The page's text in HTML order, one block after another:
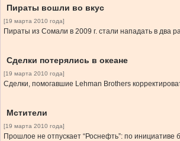
Пираты вошли во вкус
[19 марта 2010 года]
Пираты из Сомали в 2009 г. стали нападать в два
Сделки потерялись в океане
[19 марта 2010 года]
Сделки, помогавшие Lehman Brothers
Мстители
[19 марта 2010 года]
Прошлое не отпускает “Роснефть”: по